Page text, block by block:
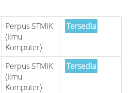
Perpus STMIK
(Ilmu
Komputer)
Tersedia
Perpus STMIK
(Ilmu
Komputer)
Tersedia